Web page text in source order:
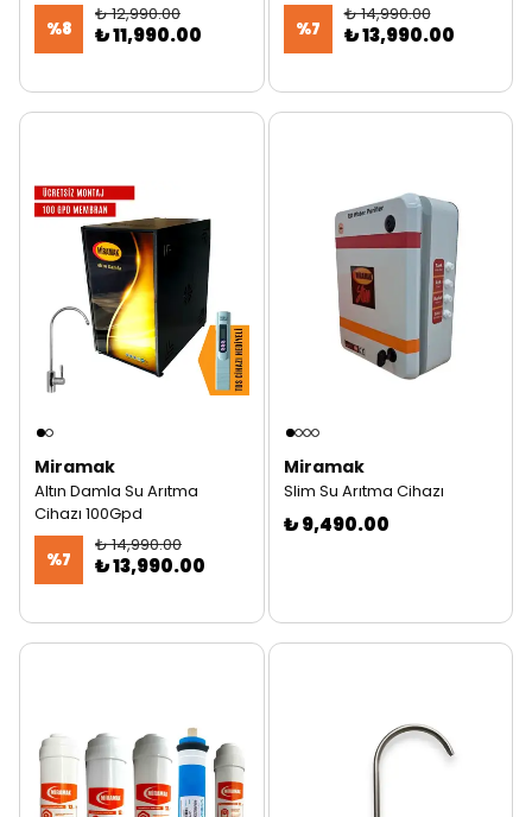
%8
₺ 12,990.00
₺ 11,990.00 %7
₺ 14,990.00
₺ 13,990.00
Miramak
Altın Damla Su Arıtma
Cihazı 100Gpd
%7
₺ 14,990.00
₺ 13,990.00
Miramak
Slim Su Arıtma Cihazı
₺ 9,490.00